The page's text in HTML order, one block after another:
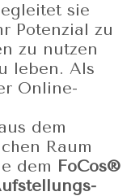
sie
Potenzial zu
zu nutzen
leben. Als
Online-
dem
Raum
dem FoCos®